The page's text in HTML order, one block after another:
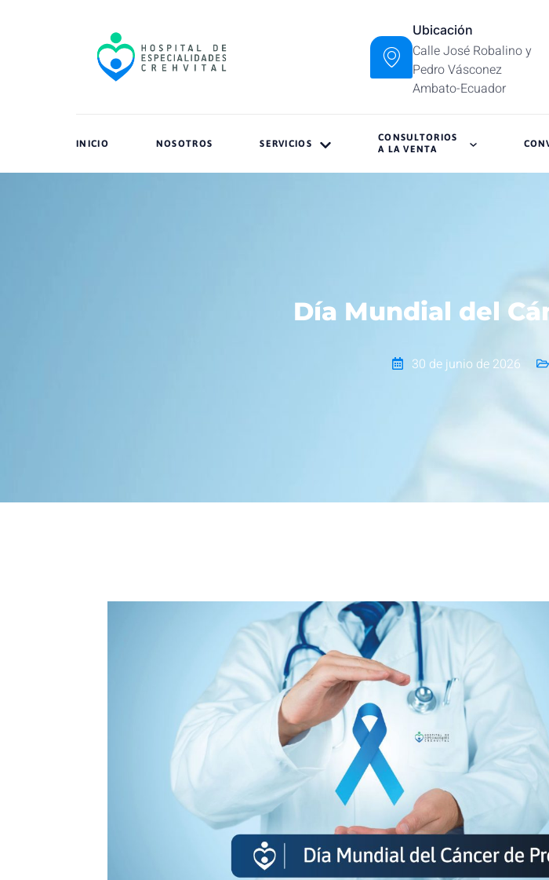
Ubicación
Calle José Robalino y
Pedro Vásconez
Ambato-Ecuador
INICIO NOSOTROS SERVICIOS
CONSULTORIOS
A LA VENTA
Día Mundial del
30 de junio de 2026